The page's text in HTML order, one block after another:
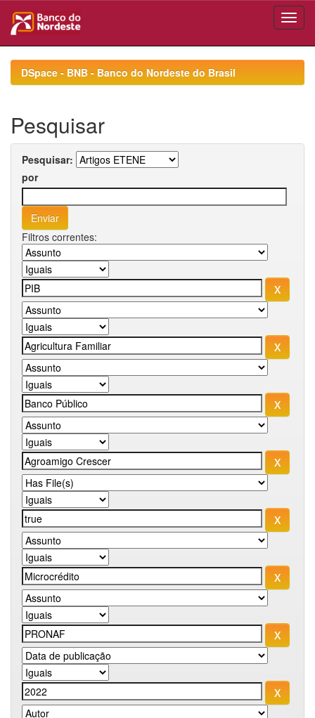
navigationDSpace - BNB - Banco do Nordeste do Brasil
Pesquisar
Pesquisar:
por
Filtros correntes: